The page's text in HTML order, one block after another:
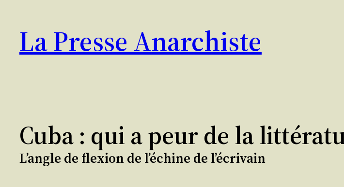
contenu
La Presse Anarchiste
Cuba : qui a peur de la
L’angle de flexion de l’échine de l’écrivain